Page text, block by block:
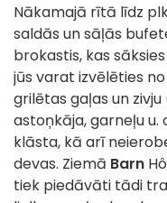
Nākamajā rītā līdz
saldās un sāļās
brokastis, kas
jūs varat izvēlēties
grilētas gaļas un
astoņkāja, garneļu u.
klāsta, kā arī
devas. Ziemā Barn
tiek piedāvāti tādi